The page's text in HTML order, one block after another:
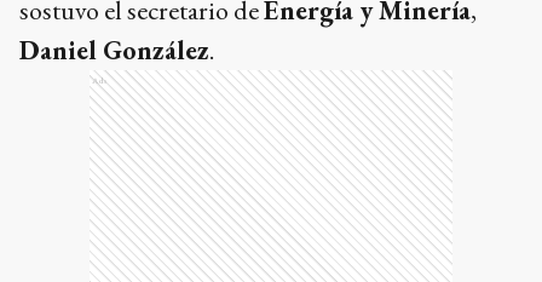
sostuvo el secretario deEnergía y Minería,
Daniel González.
Ads